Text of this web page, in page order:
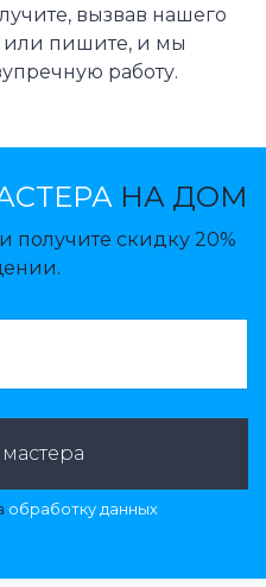
вызвав нашего
или пишите, и мы
работу.
НА ДОМ
получите скидку 20%
обработку данных